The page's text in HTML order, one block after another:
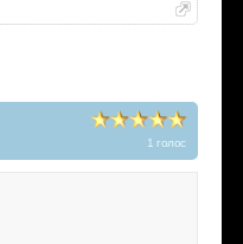
1 голос